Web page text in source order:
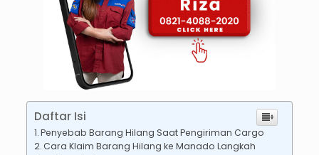
Daftar Isi
Penyebab Barang Hilang Saat Pengiriman Cargo
Cara Klaim Barang Hilang ke Manado Langkah